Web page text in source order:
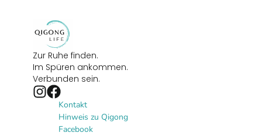
Zur Ruhe finden.
Im Spüren ankommen.
Verbunden sein.
Kontakt
Hinweis zu Qigong
Facebook